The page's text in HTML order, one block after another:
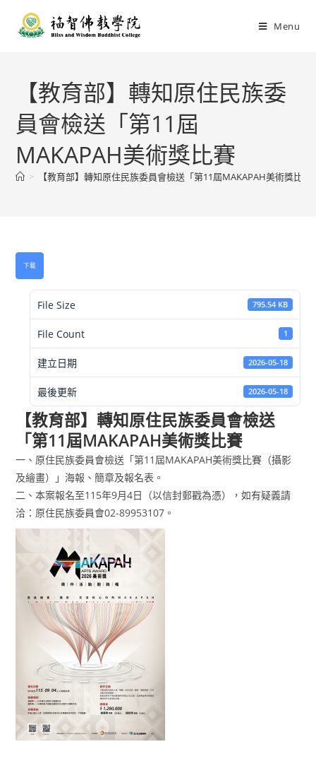
Menu
【教育部】轉知原住民族委
員會檢送「第11屆
MAKAPAH美術獎比賽
> 【教育部】轉知原住民族委員會檢送「第11屆MAKAPAH美術獎比賽
下載
File Size 795.54 KB
File Count 1
建立日期 2026-05-18
最後更新 2026-05-18
【教育部】轉知原住民族委員會檢送
「第11屆MAKAPAH美術獎比賽
一、原住民族委員會檢送「第11屆MAKAPAH美術獎比賽（攝影
及繪畫）」海報、簡章及報名表。
二、本案報名至115年9月4日（以信封郵戳為憑），如有疑義請
洽：原住民族委員會02-89953107。